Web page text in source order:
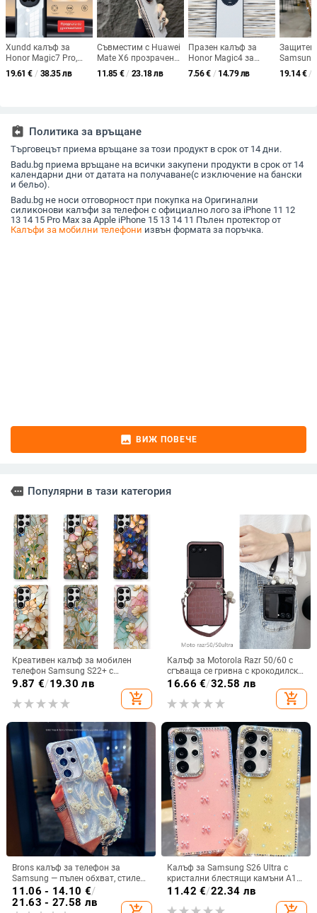
Xundd калъф за
Honor Magic7 Pro,
матиран прозрачен
PC + TPU,
19.61 € / 38.35 лв
Съвместим с Huawei
Mate X6 прозрачен
калъф за Mate X5
колекционерско
твърд корпус
11.85 € / 23.18 лв
Празен калъф за
Honor Magic4 за
термо-трансфер,
TPU+PC материал,
7.56€ / 14.79 лв
Защитен
със 2-в-1
дизайн,
19.14€ /
assignment_return Политика за връщане
Търговецът приема връщане за този продукт в срок от 14 дни.
Badu.bg приема връщане на всички закупени продукти в срок от 14
календарни дни от датата на получаване(с изключение на бански
и бельо).
Badu.bg не носи отговорност при покупка на Оригинални
силиконови калъфи за телефон с официално лого за iPhone 11 12
13 14 15 Pro Max за Apple iPhone 15 13 14 11 Пълен протектор от
Калъфи за мобилни телефони извън формата за поръчка.
image ВИЖ ПОВЕЧЕ
more Популярни в тази категория
Креативен калъф за мобилен
телефон Samsung S22+ с
остъклено цвете, защита от
падане, Ultra Film Case за Apple
13
9.87 €/19.30 лв
add_shopping_cart
Калъф за Motorola Razr 50/60 с
сгъваща се гривна с крокодилски
релеф
16.66 €/32.58 лв
add_shopping_cart
Brons калъф за телефон за
Samsung — пълен обхват, стилен
и креативен дизайн, TPU
материал, удароустойчив
11.06 - 14.10 €/
21.63 - 27.58 лв
Калъф за Samsung S26 Ultra с
кристални блестящи камъни A17,
A57IMD Aurora Bow и S24FE,
11.42 €/22.34 лв